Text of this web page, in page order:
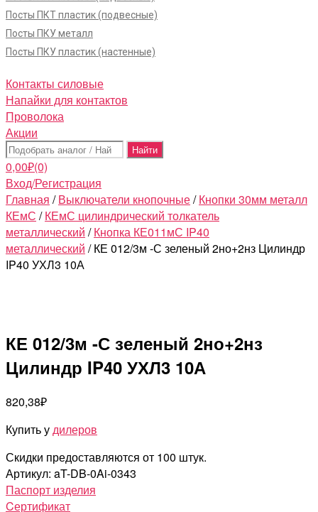
Посты ПКТ пластик (подвесные)
Посты ПКУ металл
Посты ПКУ пластик (настенные)
Контакты силовые
Напайки для контактов
Проволока
Акции
Поиск:
0,00₽(0)
Вход/Регистрация
Главная /Выключатели кнопочные/Кнопки 30мм металл
КЕмС /КЕмС цилиндрический толкатель
металлический /Кнопка КЕ011мС IP40
металлический / КЕ 012/3м -С зеленый 2но+2нз Цилиндр
IP40 УХЛ3 10А
КЕ 012/3м -С зеленый 2но+2нз
Цилиндр IP40 УХЛ3 10А
820,38₽
Купить удилеров
Скидки предоставляются от 100 штук.
Артикул: aT-DB-0Ai-0343
Паспорт изделия
Cертификат